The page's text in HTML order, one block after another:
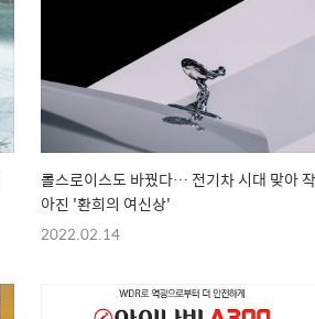
롤스로이스도 바꿨다… 전기차 시대 맞아 작
아진 '환희의 여신상'
2022.02.14